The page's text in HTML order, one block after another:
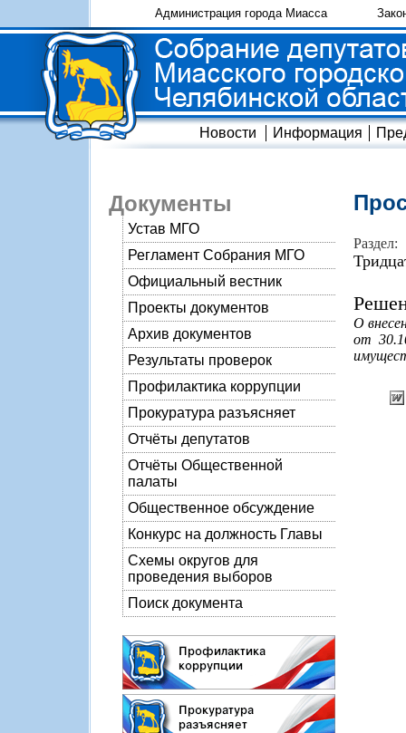
Администрация города Миасса
Новости Информация
Документы
Устав МГО
Регламент Собрания МГО
Официальный вестник
Проекты документов
Архив документов
Результаты проверок
Профилактика коррупции
Прокуратура разъясняет
Отчёты депутатов
Отчёты Общественной
палаты
Общественное обсуждение
Конкурс на должность Главы
Схемы округов для
проведения выборов
Поиск документа
Раздел:
О
от